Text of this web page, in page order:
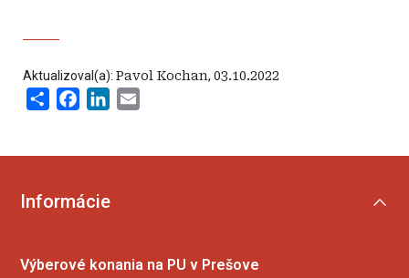
Aktualizoval(a): Pavol Kochan, 03.10.2022
Share FacebookLinkedIn
Informácie
Výberové konania na PU v Prešove